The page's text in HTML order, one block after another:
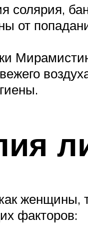
солярия,
от
факторов: